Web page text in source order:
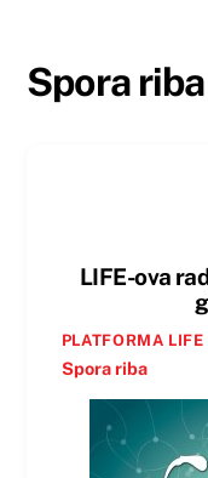
Spora riba
LIFE-ova
PLATFORMA LIFE
Spora riba